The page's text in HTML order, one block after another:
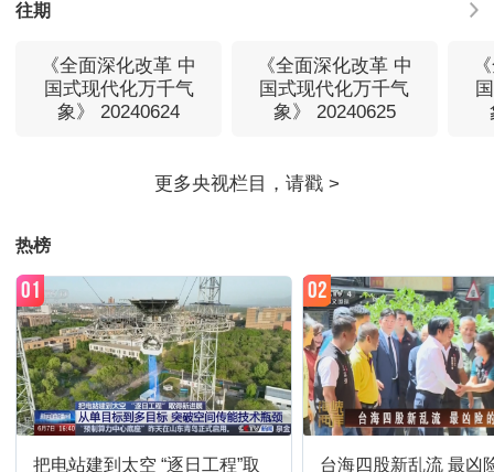
往期
《全面深化改革 中
国式现代化万千气
象》 20240624
《全面深化改革 中
国式现代化万千气
象》 20240625
热榜
把电站建到太空 “逐日工程”取
01
台海四股新乱流 最凶
02